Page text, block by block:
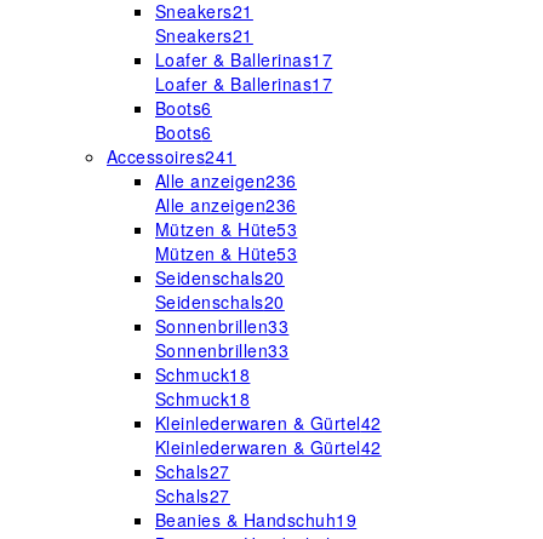
Sneakers21
Sneakers21
Loafer & Ballerinas17
Loafer & Ballerinas17
Boots6
Boots6
Accessoires241
Alle anzeigen236
Alle anzeigen236
Mützen & Hüte53
Mützen & Hüte53
Seidenschals20
Seidenschals20
Sonnenbrillen33
Sonnenbrillen33
Schmuck18
Schmuck18
Kleinlederwaren & Gürtel42
Kleinlederwaren & Gürtel42
Schals27
Schals27
Beanies & Handschuh19